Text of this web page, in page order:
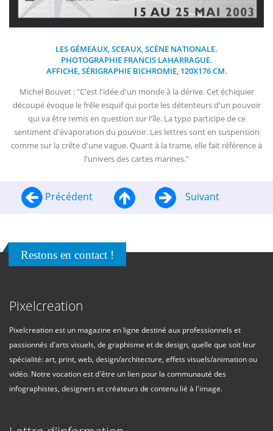
LES GÉMEAUX, SCEAUX, SCÈNE NATIONALE.
PHOTOGRAPHIE FRANCIS LAHARRAGUE.
AFFICHE, SÉRIGRAPHIE BICHROMIE, 120X176 CM.
Michel Bouvet : "C'est l'idée d'un monde à la dérive. Cet échiquier
découpé évoque le frêle esquif qui porte les détenteurs d'un pouvoir
qui va être remis en question sur l'île. La typo participe de ce
sentiment d'évaporation du pouvoir. Les lettres sont en suspension
comme sur la crête d'une vague. Quant à la trame, elle fait référence à
l'univers des cartes marines."
Précédent Suivant
Restons en contact !
Pixelcreation
Pixelcreation est un magazine en ligne destiné aux professionnels et
passionnés d'arts visuels, de graphisme et de design, quelle que soit leur
spécialité: art, print, web, design/architecture, effets visuels/animation ou
vidéo. Notre vocation est d'être un lien pour la communauté des
infographistes, designers et créateurs de contenu lié à l'image.